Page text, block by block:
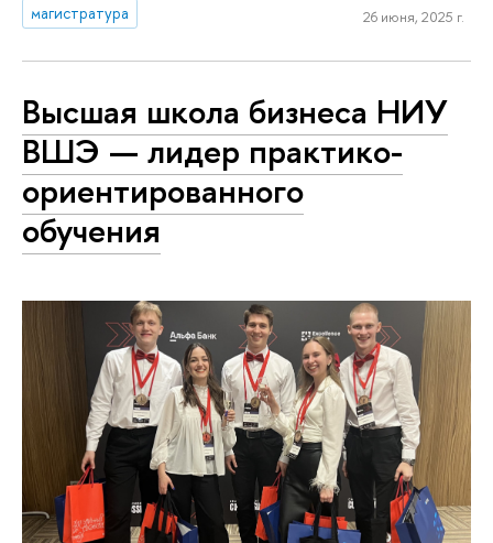
магистратура
26 июня, 2025 г.
Высшая школа бизнеса НИУ
ВШЭ — лидер практико-
ориентированного
обучения